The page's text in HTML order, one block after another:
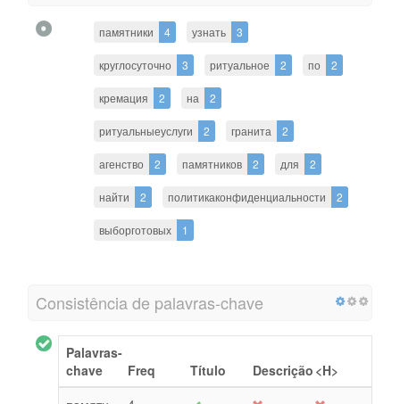
памятники 4 узнать 3
круглосуточно 3 ритуальное 2 по 2
кремация 2 на 2
ритуальныеуслуги 2 гранита 2
агенство 2 памятников 2 для 2
найти 2 политикаконфиденциальности 2
выборготовых 1
Consistência de palavras-chave
Palavras-
chave
Freq Título Descrição <H>